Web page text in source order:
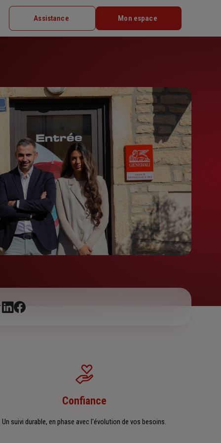
Assistance Mon espace
Confiance
Un suivi durable, en phase avec l'évolution de vos besoins.